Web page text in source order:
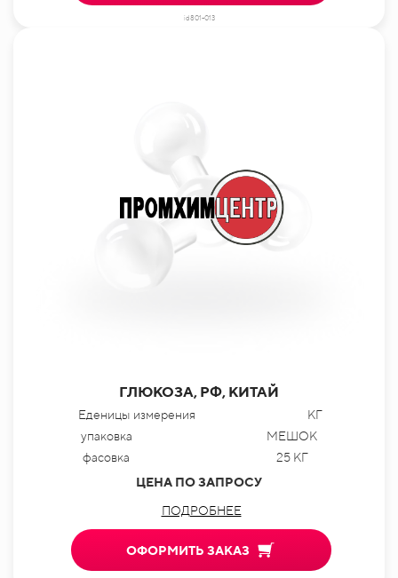
id801-013
ГЛЮКОЗА, РФ, КИТАЙ
Еденицы измерения
КГ
упаковка
МЕШОК
фасовка
25 КГ
ЦЕНА ПО ЗАПРОСУ
ПОДРОБНЕЕ
ОФОРМИТЬ ЗАКАЗ